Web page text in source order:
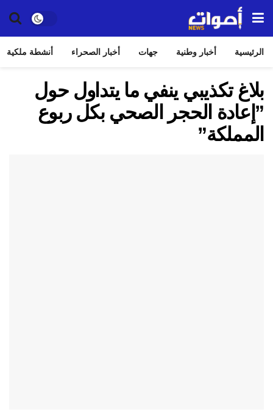
الرئيسية أخبار وطنية جهات أخبار الصحراء أنشطة ملكية
بلاغ تكذيبي ينفي ما يتداول حول
”إعادة الحجر الصحي بكل ربوع
المملكة”